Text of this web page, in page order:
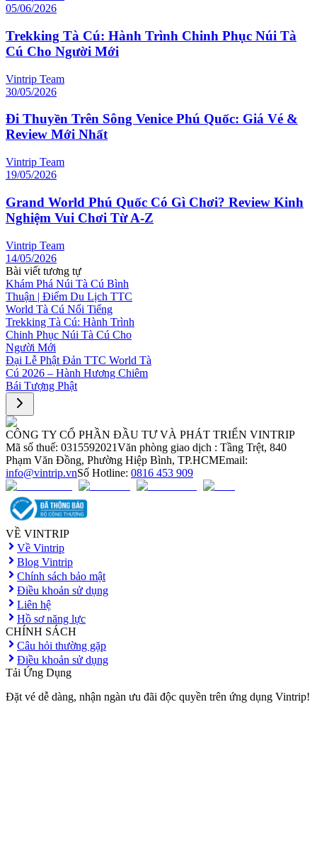
05/06/2026
Trekking Tà Cú: Hành Trình Chinh Phục Núi Tà
Cú Cho Người Mới
Vintrip Team
30/05/2026
Đi Thuyền Trên Sông Venice Phú Quốc: Giá Vé &
Review Mới Nhất
Vintrip Team
19/05/2026
Grand World Phú Quốc Có Gì Chơi? Review Kinh
Nghiệm Vui Chơi Từ A-Z
Vintrip Team
14/05/2026
Bài viết tương tự
Khám Phá Núi Tà Cú Bình
Thuận | Điểm Du Lịch TTC
World Tà Cú Nổi Tiếng
Trekking Tà Cú: Hành Trình
Chinh Phục Núi Tà Cú Cho
Người Mới
Đại Lễ Phật Đản TTC World Tà
Cú 2026 – Hành Hương Chiêm
Bái Tượng Phật
CÔNG TY CỔ PHẦN ĐẦU TƯ VÀ PHÁT TRIỂN VINTRIP
Mã số thuế: 0315592021Văn phòng giao dịch : Tầng Trệt, 840
Phạm Văn Đồng, Phường Hiệp Bình, TP.HCMEmail:
info@vintrip.vnSố Hotline: 0816 453 909
VỀ VINTRIP
Về Vintrip
Blog Vintrip
Chính sách bảo mật
Điều khoản sử dụng
Liên hệ
Hồ sơ năng lực
CHÍNH SÁCH
Câu hỏi thường gặp
Điều khoản sử dụng
Tải Ứng Dụng
Đặt vé dễ dàng, nhận ngàn ưu đãi độc quyền trên ứng dụng Vintrip!